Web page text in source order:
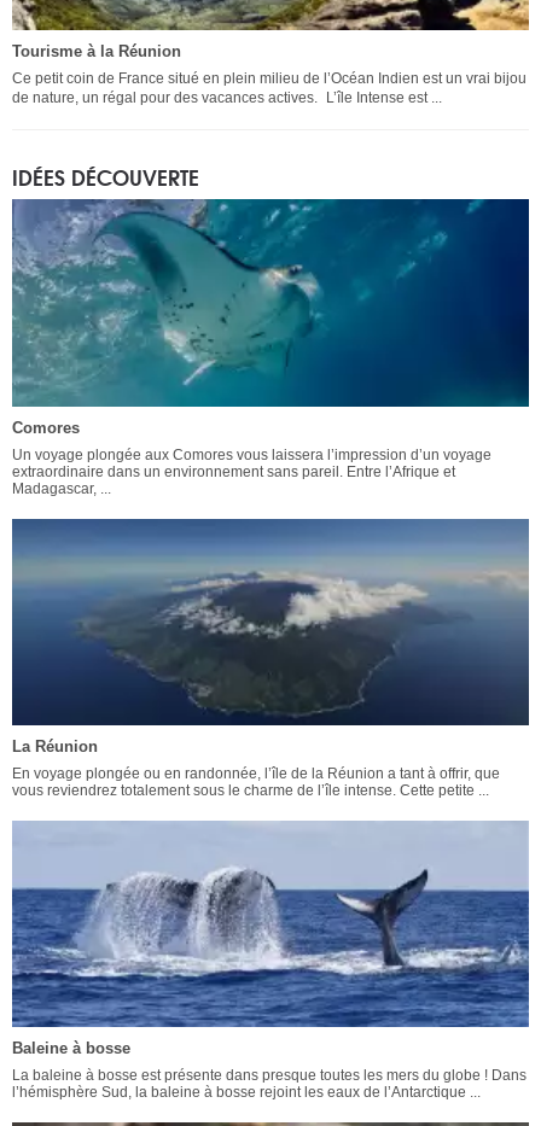
Tourisme à la Réunion
Ce petit coin de France situé en plein milieu de l’Océan Indien est un vrai bijou
de nature, un régal pour des vacances actives. L’île Intense est ...
IDÉES DÉCOUVERTE
Comores
Un voyage plongée aux Comores vous laissera l’impression d’un voyage
extraordinaire dans un environnement sans pareil. Entre l’Afrique et
Madagascar, ...
La Réunion
En voyage plongée ou en randonnée, l’île de la Réunion a tant à offrir, que
vous reviendrez totalement sous le charme de l’île intense. Cette petite ...
Baleine à bosse
La baleine à bosse est présente dans presque toutes les mers du globe ! Dans
l’hémisphère Sud, la baleine à bosse rejoint les eaux de l’Antarctique ...